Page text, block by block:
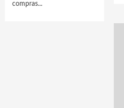
compras...